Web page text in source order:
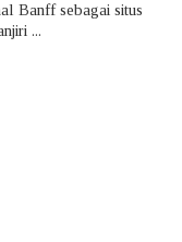
Banff sebagai situs
...